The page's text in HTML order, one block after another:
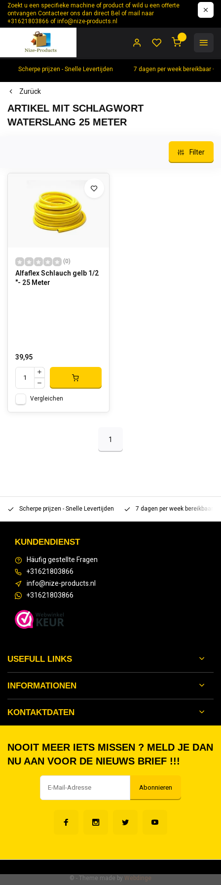
Zoekt u een specifieke machine of product of wild u een offerte
ontvangen Contacteer ons dan direct Bel of mail naar
+31621803866 ofinfo@nize-products.nl
Scherpe prijzen - Snelle Levertijden 7 dagen per week bereikbaar
Zurück
ARTIKEL MIT SCHLAGWORT
WATERSLANG 25 METER
Filter
(0)
Alfaflex Schlauch gelb 1/2
"- 25 Meter
39,95
Vergleichen
1
Scherpe prijzen - Snelle Levertijden 7 dagen per week bereikbaar
KUNDENDIENST
Häufig gestellte Fragen
+31621803866
info@nize-products.nl
+31621803866
USEFULL LINKS
INFORMATIONEN
KONTAKTDATEN
NOOIT MEER IETS MISSEN ? MELD JE DAN
NU AAN VOOR DE NIEUWS BRIEF !!!
Abonnieren
© - Theme made by Webdinge